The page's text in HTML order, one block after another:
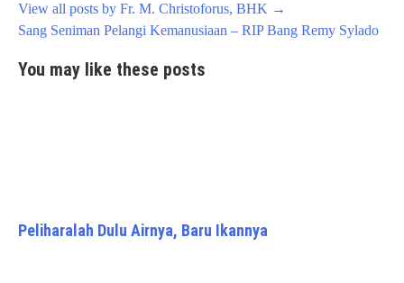
View all posts by Fr. M. Christoforus, BHK →
Post
Sang Seniman Pelangi Kemanusiaan – RIP Bang Remy Sylado
You may like these posts
Peliharalah Dulu Airnya, Baru Ikannya